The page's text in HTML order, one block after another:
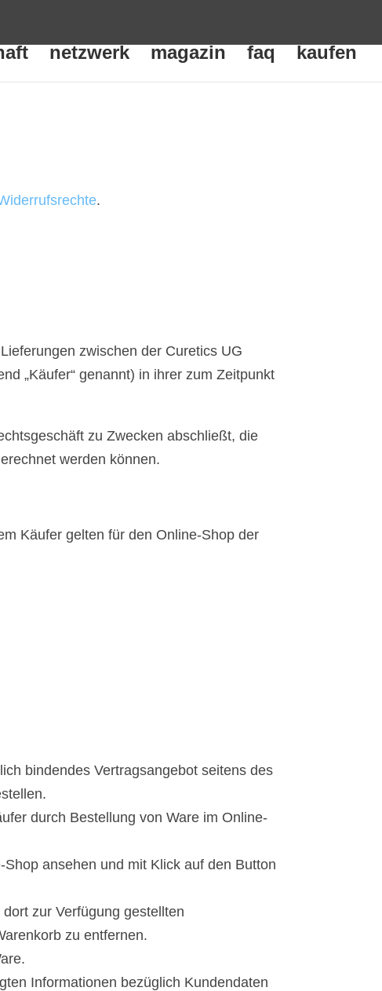
netzwerk magazin faq kaufen
.
zwischen der Curetics UG
„Käufer“ genannt) in ihrer zum Zeitpunkt
zu Zwecken abschließt, die
werden können.
Käufer gelten für den Online-Shop der
bindendes Vertragsangebot seitens des
durch Bestellung von Ware im Online-
ansehen und mit Klick auf den Button
zur Verfügung gestellten
zu entfernen.
Informationen bezüglich Kundendaten